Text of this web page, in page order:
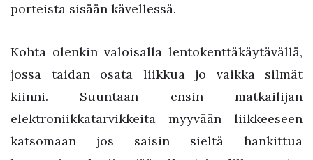
porteista sisään kävellessä.
Kohta olenkin valoisalla lentokenttäkäytävällä,
jossa taidan osata liikkua jo vaikka silmät
kiinni. Suuntaan ensin matkailijan
elektroniikkatarvikkeita myyvään liikkeeseen
katsomaan jos saisin sieltä hankittua